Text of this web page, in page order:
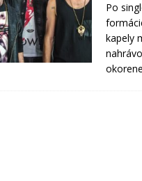
Po
kapely